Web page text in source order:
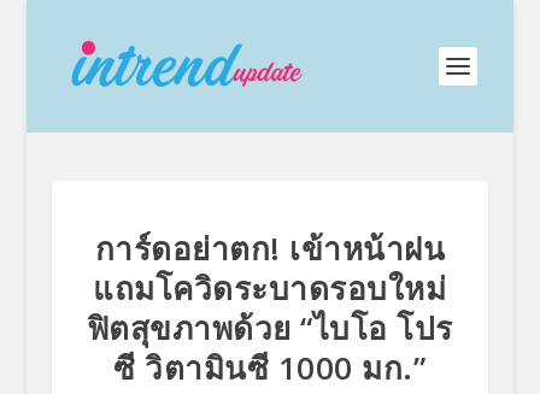
การ์ดอย่าตก! เข้าหน้าฝน
แถมโควิดระบาดรอบใหม่
ฟิตสุขภาพด้วย “ไบโอ โปร
ซี วิตามินซี 1000 มก.”